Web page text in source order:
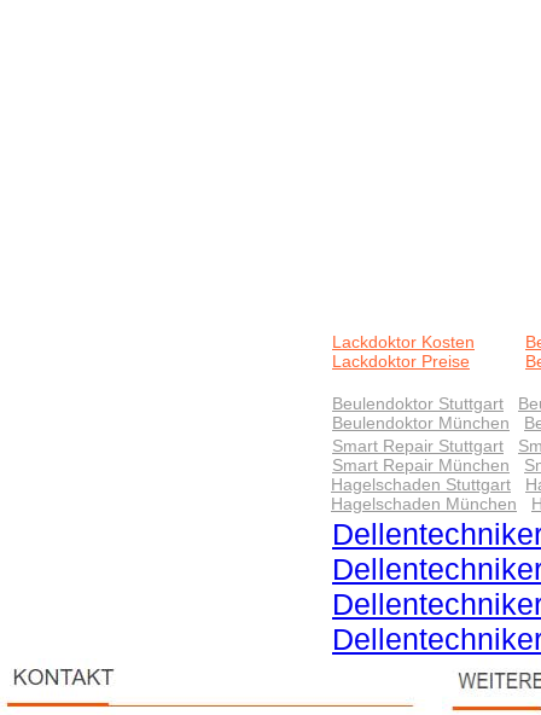
Lackdoktor Kosten
Lackdoktor Preise
Beulendoktor Stuttgart
Beulendoktor München
Smart Repair Stuttgart
Smart Repair München
Hagelschaden Stuttgart
Hagelschaden München